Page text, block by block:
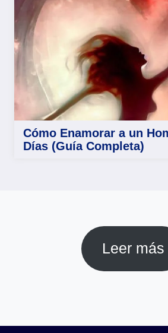
Cómo Enamorar a un
Días (Guía Completa)
Leer más